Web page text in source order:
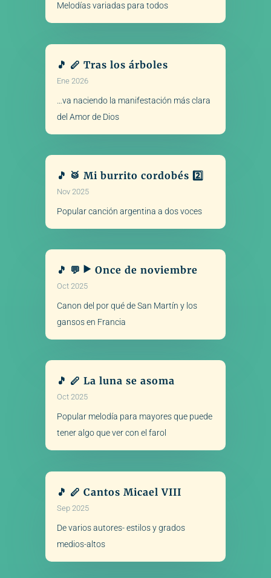
Melodías variadas para todos
🎵 🪈 Tras los árboles
Ene 2026
…va naciendo la manifestación más clara
del Amor de Dios
🎵 🥁 Mi burrito cordobés 2️⃣
Nov 2025
Popular canción argentina a dos voces
🎵 💬 ▶️ Once de noviembre
Oct 2025
Canon del por qué de San Martín y los
gansos en Francia
🎵 🪈 La luna se asoma
Oct 2025
Popular melodía para mayores que puede
tener algo que ver con el farol
🎵 🪈 Cantos Micael VIII
Sep 2025
De varios autores- estilos y grados
medios-altos